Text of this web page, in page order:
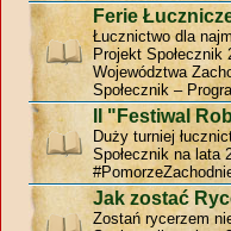
Ferie
Łucznictwo dla
Projekt
Województwa
Społecznik –
II "Festiwal
Duży turniej
Społecznik na lata
Jak zostać
Zostań rycerzem